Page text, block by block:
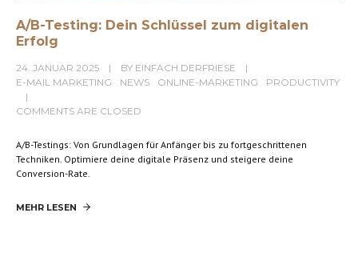
A/B-Testing: Dein Schlüssel zum digitalen
Erfolg
24. JANUAR 2025 BY EINFACH.DERFRIESE
E-MAIL MARKETING
NEWS ONLINE-MARKETING PRODUCTIVITY
COMMENTS ARE CLOSED
A/B-Testings: Von Grundlagen für Anfänger bis zu fortgeschrittenen
Techniken. Optimiere deine digitale Präsenz und steigere deine
Conversion-Rate.
MEHR LESEN